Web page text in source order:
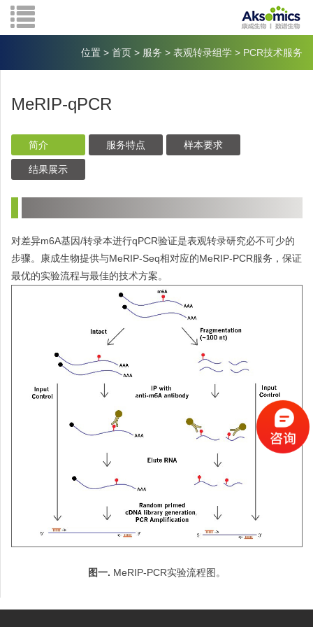
位置 > 首页 > 服务 > 表观转录组学 > PCR技术服务
MeRIP-qPCR
简介 服务特点 样本要求
结果展示
对差异m6A基因/转录本进行qPCR验证是表观转录研究必不可少的
步骤。康成生物提供与MeRIP-Seq相对应的MeRIP-PCR服务，保证
最优的实验流程与最佳的技术方案。
图一. MeRIP-PCR实验流程图。